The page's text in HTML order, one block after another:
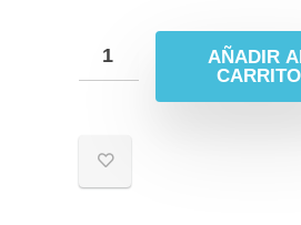
AÑADIR
CARRITO